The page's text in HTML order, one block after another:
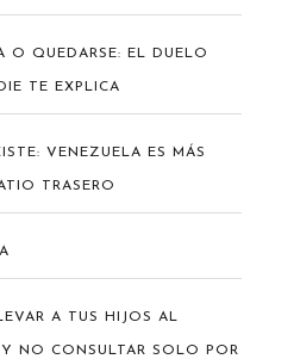
O QUEDARSE: EL DUELO
TE EXPLICA
VENEZUELA ES MÁS
TRASERO
A TUS HIJOS AL
Y NO CONSULTAR SOLO POR